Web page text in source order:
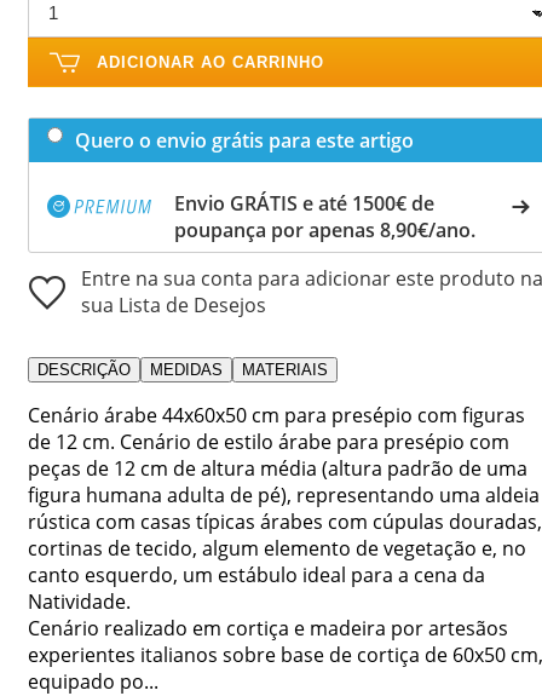
ADICIONAR AO CARRINHO
Quero o envio grátis para este artigo
Envio GRÁTIS e até 1500€ de
poupança por apenas 8,90€/ano.
Entre na sua conta para adicionar este produto na
sua Lista de Desejos
DESCRIÇÃO MEDIDAS MATERIAIS
Cenário árabe 44x60x50 cm para presépio com figuras
de 12 cm. Cenário de estilo árabe para presépio com
peças de 12 cm de altura média (altura padrão de uma
figura humana adulta de pé), representando uma aldeia
rústica com casas típicas árabes com cúpulas douradas,
cortinas de tecido, algum elemento de vegetação e, no
canto esquerdo, um estábulo ideal para a cena da
Natividade.
Cenário realizado em cortiça e madeira por artesãos
experientes italianos sobre base de cortiça de 60x50 cm,
equipado po...